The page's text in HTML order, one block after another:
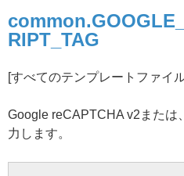
RIPT_TAG
[すべてのテンプレートファイ
Google reCAPTCHA v2または
力します。